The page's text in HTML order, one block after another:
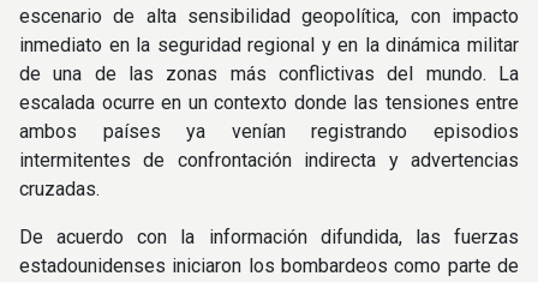
escenario de alta sensibilidad geopolítica, con impacto
inmediato en la seguridad regional y en la dinámica militar
de una de las zonas más conflictivas del mundo. La
escalada ocurre en un contexto donde las tensiones entre
ambos países ya venían registrando episodios
intermitentes de confrontación indirecta y advertencias
cruzadas.
De acuerdo con la información difundida, las fuerzas
estadounidenses iniciaron los bombardeos como parte de